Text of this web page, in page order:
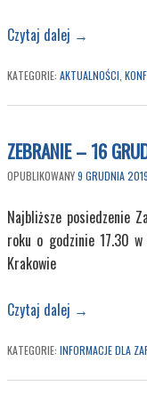
Czytaj dalej →
KATEGORIE: AKTUALNOŚCI
ZEBRANIE – 16
OPUBLIKOWANY9 GRUDNIA 2019
Najbliższe posiedzenie
roku o godzinie 17.30
Krakowie
Czytaj dalej →
KATEGORIE: INFORMACJE DLA